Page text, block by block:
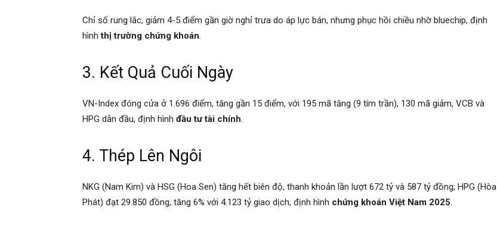
Chỉ số rung lắc, giảm 4-5 điểm gần giờ nghỉ trưa do áp lực bán, nhưng phục hồi chiều nhờ bluechip, định
hìnhthị trường chứng khoán.
3. Kết Quả Cuối Ngày
VN-Index đóng cửa ở 1.696 điểm, tăng gần 15 điểm, với 195 mã tăng (9 tím trần), 130 mã giảm, VCB và
HPG dẫn đầu, định hình đầu tư tài chính.
4. Thép Lên Ngôi
NKG (Nam Kim) và HSG (Hoa Sen) tăng hết biên độ, thanh khoản lần lượt 672 tỷ và 587 tỷ đồng; HPG (Hòa
Phát) đạt 29.850 đồng, tăng 6% với 4.123 tỷ giao dịch, định hình chứng khoán Việt Nam 2025.